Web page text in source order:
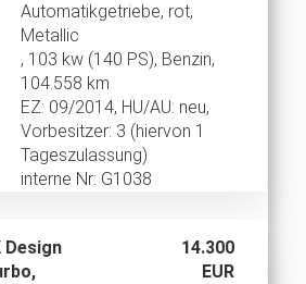
Automatikgetriebe, rot,
Metallic
, 103 kw (140 PS), Benzin,
104.558 km
EZ: 09/2014, HU/AU: neu,
Vorbesitzer: 3 (hiervon 1
Tageszulassung)
interne Nr: G1038
Design
14.300
EUR